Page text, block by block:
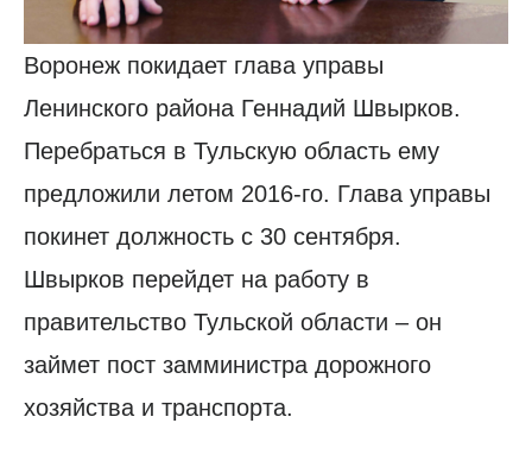
Воронеж покидает глава управы
Ленинского района Геннадий Швырков.
Перебраться в Тульскую область ему
предложили летом 2016-го. Глава управы
покинет должность с 30 сентября.
Швырков перейдет на работу в
правительство Тульской области – он
займет пост замминистра дорожного
хозяйства и транспорта.